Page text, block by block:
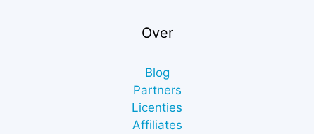
Over
Blog
Partners
Licenties
Affiliates